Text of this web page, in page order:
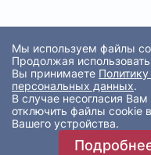
Мы используем файлы
Продолжая
Вы принимаете
персональных данных.
В случае несогласия
отключить файлы cookie
Вашего устройства.